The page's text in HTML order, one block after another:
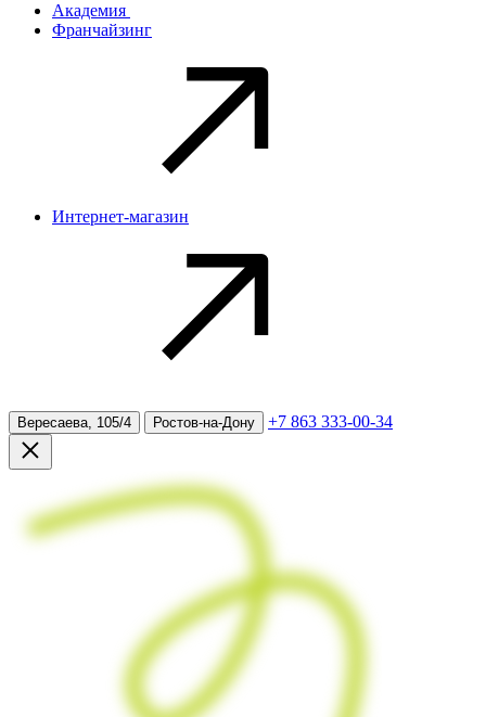
Академия
Франчайзинг
Интернет-магазин
Вересаева, 105/4 Ростов-на-Дону +7 863 333-00-34